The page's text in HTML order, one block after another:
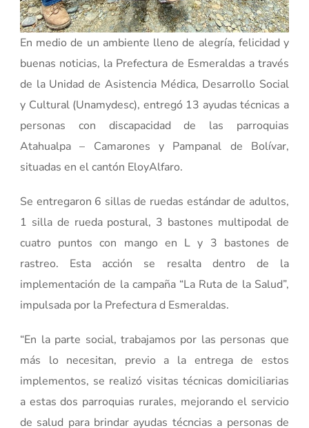
En medio de un ambiente lleno de alegría, felicidad y
buenas noticias, la Prefectura de Esmeraldas a través
de la Unidad de Asistencia Médica, Desarrollo Social
y Cultural (Unamydesc), entregó 13 ayudas técnicas a
personas con discapacidad de las parroquias
Atahualpa – Camarones y Pampanal de Bolívar,
situadas en el cantón EloyAlfaro.
Se entregaron 6 sillas de ruedas estándar de adultos,
1 silla de rueda postural, 3 bastones multipodal de
cuatro puntos con mango en L y 3 bastones de
rastreo. Esta acción se resalta dentro de la
implementación de la campaña “La Ruta de la Salud”,
impulsada por la Prefectura d Esmeraldas.
“En la parte social, trabajamos por las personas que
más lo necesitan, previo a la entrega de estos
implementos, se realizó visitas técnicas domiciliarias
a estas dos parroquias rurales, mejorando el servicio
de salud para brindar ayudas técncias a personas de